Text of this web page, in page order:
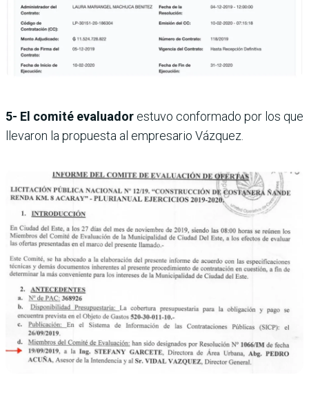
5- El comité evaluador estuvo conformado por los que
llevaron la propuesta al empresario Vázquez.